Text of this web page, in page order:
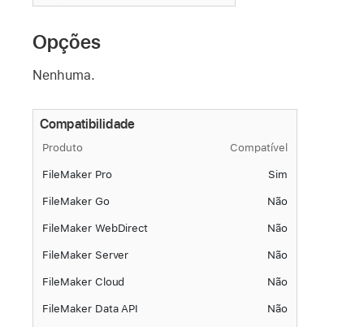
Opções
Nenhuma.
Compatibilidade
Produto Compatível
FileMaker Pro Sim
FileMaker Go Não
FileMaker WebDirect Não
FileMaker Server Não
FileMaker Cloud Não
FileMaker Data API Não